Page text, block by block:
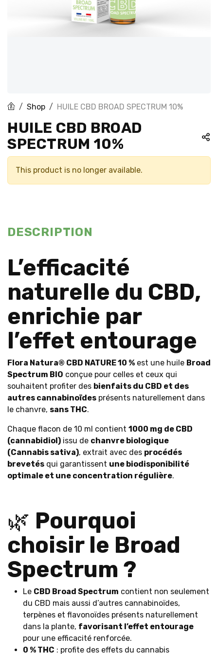
Shop HUILE CBD BROAD SPECTRUM 10%
HUILE CBD BROAD
SPECTRUM 10%
This product is no longer available.
DESCRIPTION
L’efficacité
naturelle du CBD,
enrichie par
l’effet entourage
Flora Natura® CBD NATURE 10 % est une huile Broad
Spectrum BIO conçue pour celles et ceux qui
souhaitent profiter des bienfaits du CBD et des
autres cannabinoïdes présents naturellement dans
le chanvre, sans THC.
Chaque flacon de 10 ml contient 1000 mg de CBD
(cannabidiol) issu de chanvre biologique
(Cannabis sativa), extrait avec des procédés
brevetés qui garantissent une biodisponibilité
optimale et une concentration régulière.
🌿 Pourquoi
choisir le Broad
Spectrum ?
Le CBD Broad Spectrum contient non seulement
du CBD mais aussi d’autres cannabinoïdes,
terpènes et flavonoïdes présents naturellement
dans la plante, favorisant l’effet entourage
pour une efficacité renforcée.
0 % THC : profite des effets du cannabis